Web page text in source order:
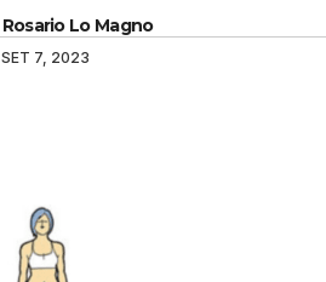
Rosario Lo Magno
SET 7, 2023